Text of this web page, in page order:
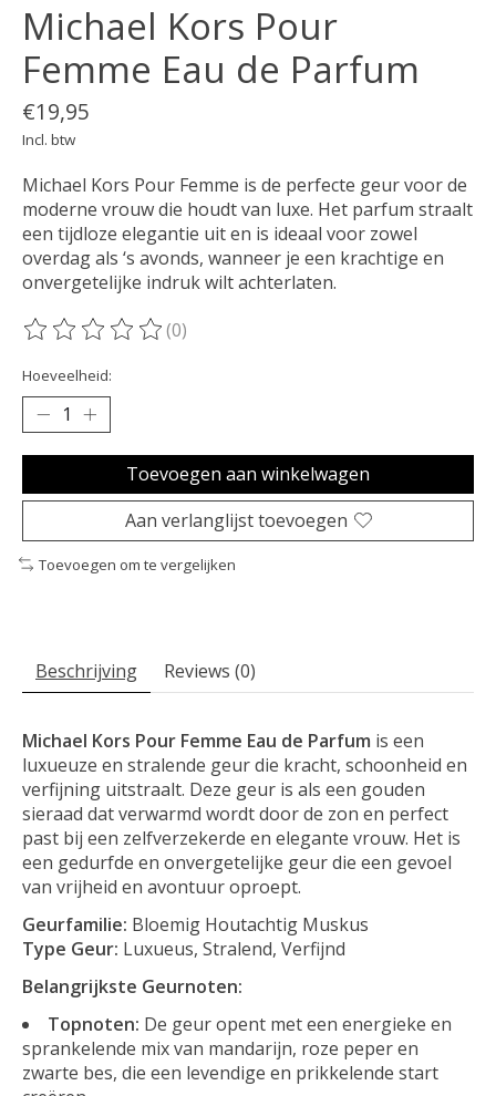
Michael Kors Pour
Femme Eau de Parfum
€19,95
Incl. btw
Michael Kors Pour Femme is de perfecte geur voor de
moderne vrouw die houdt van luxe. Het parfum straalt
een tijdloze elegantie uit en is ideaal voor zowel
overdag als ‘s avonds, wanneer je een krachtige en
onvergetelijke indruk wilt achterlaten.
De beoordeling van dit product is
(0)
Hoeveelheid:
Toevoegen aan winkelwagen
Aan verlanglijst toevoegen
Toevoegen om te vergelijken
Beschrijving Reviews (0)
Michael Kors Pour Femme Eau de Parfum is een
luxueuze en stralende geur die kracht, schoonheid en
verfijning uitstraalt. Deze geur is als een gouden
sieraad dat verwarmd wordt door de zon en perfect
past bij een zelfverzekerde en elegante vrouw. Het is
een gedurfde en onvergetelijke geur die een gevoel
van vrijheid en avontuur oproept.
Geurfamilie: Bloemig Houtachtig Muskus
Type Geur: Luxueus, Stralend, Verfijnd
Belangrijkste Geurnoten:
Topnoten: De geur opent met een energieke en
sprankelende mix van mandarijn, roze peper en
zwarte bes, die een levendige en prikkelende start